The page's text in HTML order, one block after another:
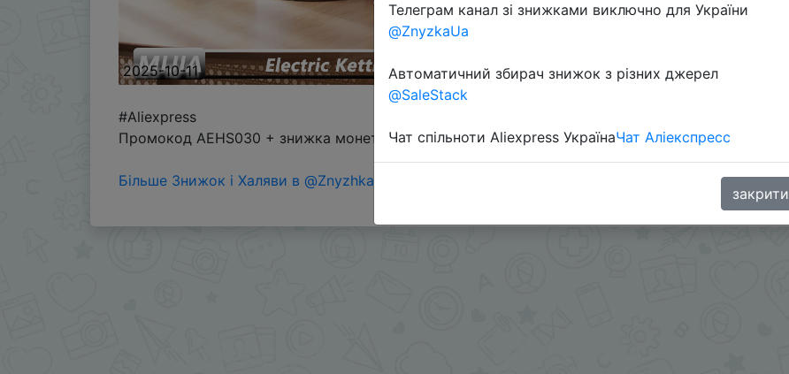
2025-10-11
#Aliexpress
Промокод AEHS030 + знижка монетками 58 Coins у додатку через розділ монет.
Більше Знижок і Халяви в @ZnyzhkaUA
Телеграм канал зі знижками виключно для України
@ZnyzkaUa
Автоматичний збирач знижок з різних джерел
@SaleStack
Чат спільноти Aliexpress УкраїнаЧат Аліекспресс
закрити